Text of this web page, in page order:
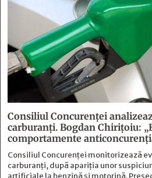
Consiliul Concurenței
carburanți. Bogdan Chirițoiu:
comportamente
Consiliul Concurenței monitorizează
carburanți, după apariția unor
artificiale la benzină și motorină.